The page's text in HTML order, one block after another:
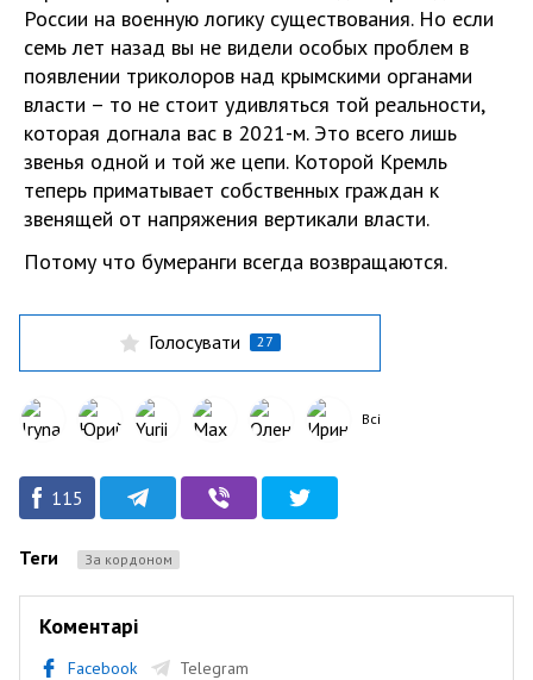
России на военную логику существования. Но если
семь лет назад вы не видели особых проблем в
появлении триколоров над крымскими органами
власти – то не стоит удивляться той реальности,
которая догнала вас в 2021-м. Это всего лишь
звенья одной и той же цепи. Которой Кремль
теперь приматывает собственных граждан к
звенящей от напряжения вертикали власти.
Потому что бумеранги всегда возвращаются.
Голосувати 27
Всі
115
Теги За кордоном
Коментарі
Facebook Telegram